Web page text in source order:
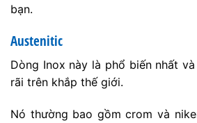
bạn.
Austenitic
Dòng Inox này là phổ biến nhất
rãi trên khắp thế giới.
Nó thường bao gồm crom và